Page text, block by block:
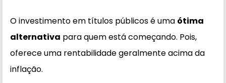
O investimento em títulos públicos é uma ótima
alternativa para quem está começando. Pois,
oferece uma rentabilidade geralmente acima da
inflação.